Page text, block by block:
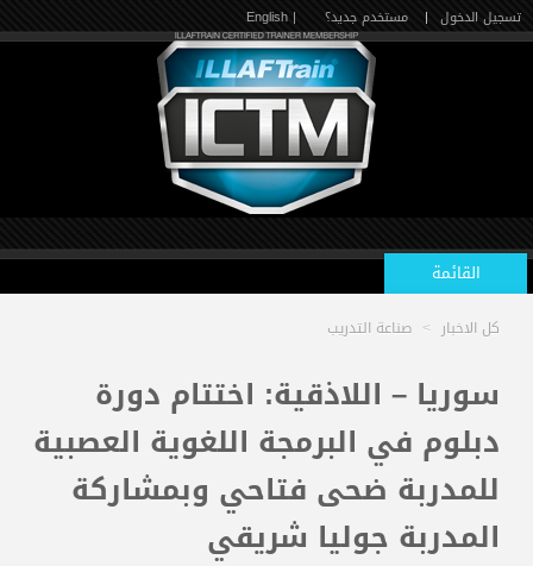
تسجيل الدخول | مستخدم جديد؟ | English
القائمة
الرئيسية
الدورات القادمة
المدربون
كل الاخبار > صناعة التدريب
سوريا – اللاذقية: اختتام دورة
دبلوم في البرمجة اللغوية العصبية
للمدربة ضحى فتاحي وبمشاركة
المدربة جوليا شريقي